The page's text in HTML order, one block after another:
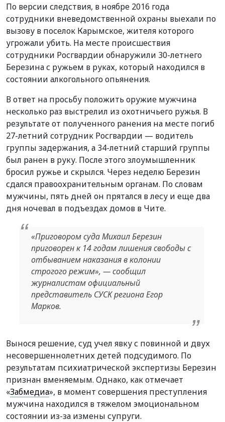
По версии следствия, в ноябре 2016 года
сотрудники вневедомственной охраны выехали по
вызову в поселок Карымское, жителя которого
угрожали убить. На месте происшествия
сотрудники Росгвардии обнаружили 30-летнего
Березина с ружьем в руках, который находился в
состоянии алкогольного опьянения.
В ответ на просьбу положить оружие мужчина
несколько раз выстрелил из охотничьего ружья. В
результате от полученного ранения на месте погиб
27-летний сотрудник Росгвардии — водитель
группы задержания, а 34-летний старший группы
был ранен в руку. После этого злоумышленник
бросил ружье и скрылся. Через неделю Березин
сдался правоохранительным органам. По словам
мужчины, пять дней он прятался в лесу и еще два
дня ночевал в подъездах домов в Чите.
«Приговором суда Михаил Березин
приговорен к 14 годам лишения свободы с
отбыванием наказания в колонии
строгого режим», — сообщил
журналистам официальный
представитель СУСК региона Егор
Марков.
Вынося решение, суд учел явку с повинной и двух
несовершеннолетних детей подсудимого. По
результатам психиатрической экспертизы Березин
признан вменяемым. Однако, как отмечает
«Забмедиа», в момент совершения преступления
мужчина находился в тяжелом эмоциональном
состоянии из-за измены супруги.